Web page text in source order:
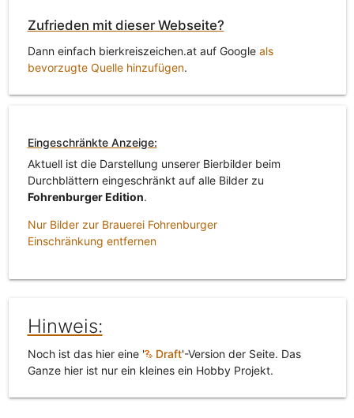
Zufrieden mit dieser Webseite?
Dann einfach bierkreiszeichen.at auf Google als
bevorzugte Quelle hinzufügen.
Eingeschränkte Anzeige:
Aktuell ist die Darstellung unserer Bierbilder beim
Durchblättern eingeschränkt auf alle Bilder zu
Fohrenburger Edition.
Nur Bilder zur Brauerei Fohrenburger
Einschränkung entfernen
Hinweis:
Noch ist das hier eine ' Draft'-Version der Seite. Das
Ganze hier ist nur ein kleines ein Hobby Projekt.